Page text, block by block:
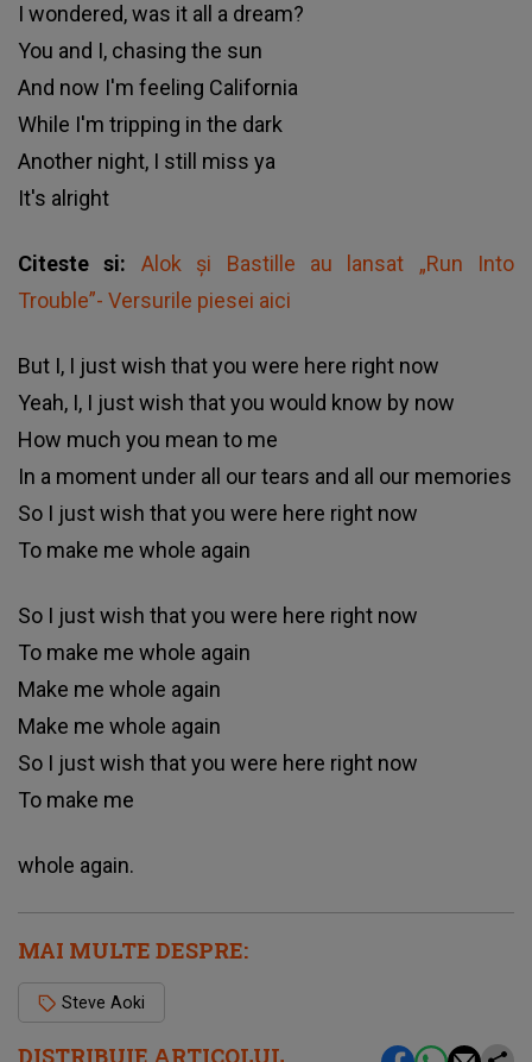
I wondered, was it all a dream?
You and I, chasing the sun
And now I'm feeling California
While I'm tripping in the dark
Another night, I still miss ya
It's alright
Citeste si: Alok și Bastille au lansat „Run Into
Trouble”- Versurile piesei aici
But I, I just wish that you were here right now
Yeah, I, I just wish that you would know by now
How much you mean to me
In a moment under all our tears and all our memories
So I just wish that you were here right now
To make me whole again
So I just wish that you were here right now
To make me whole again
Make me whole again
Make me whole again
So I just wish that you were here right now
To make me
whole again.
MAI MULTE DESPRE:
Steve Aoki